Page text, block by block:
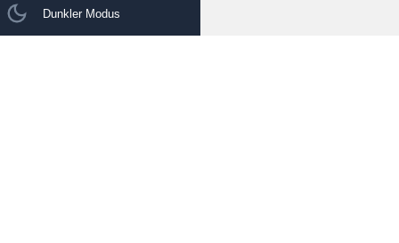
Dunkler Modus